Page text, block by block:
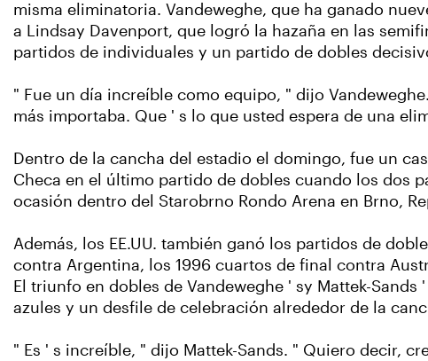
misma eliminatoria. Vandeweghe, que ha ganado
a Lindsay Davenport, que logró la hazaña en las
partidos de individuales y un partido de dobles
" Fue un día increíble como equipo, " dijo
más importaba. Que ' s lo que usted espera de una
Dentro de la cancha del estadio el domingo, fue un
Checa en el último partido de dobles cuando los dos
ocasión dentro del Starobrno Rondo Arena en Brno,
Además, los EE.UU. también ganó los partidos de
contra Argentina, los 1996 cuartos de final contra
El triunfo en dobles de Vandeweghe ' sy Mattek-
azules y un desfile de celebración alrededor de la
" Es ' s increíble, " dijo Mattek-Sands. " Quiero decir,